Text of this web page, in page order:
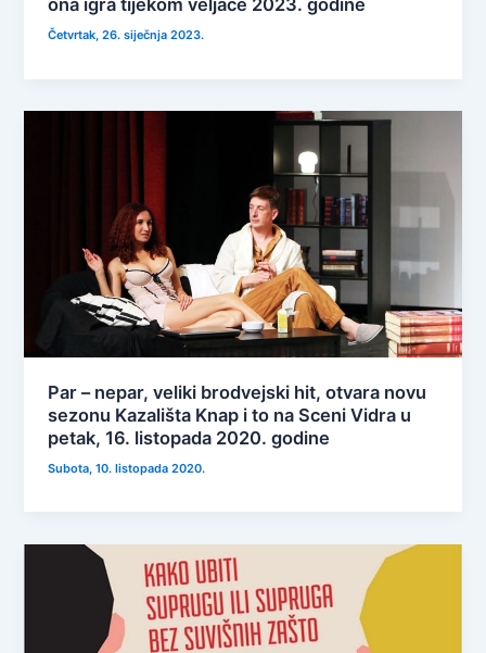
ona igra tijekom veljače 2023. godine
Četvrtak, 26. siječnja 2023.
Par – nepar, veliki brodvejski hit, otvara novu
sezonu Kazališta Knap i to na Sceni Vidra u
petak, 16. listopada 2020. godine
Subota, 10. listopada 2020.